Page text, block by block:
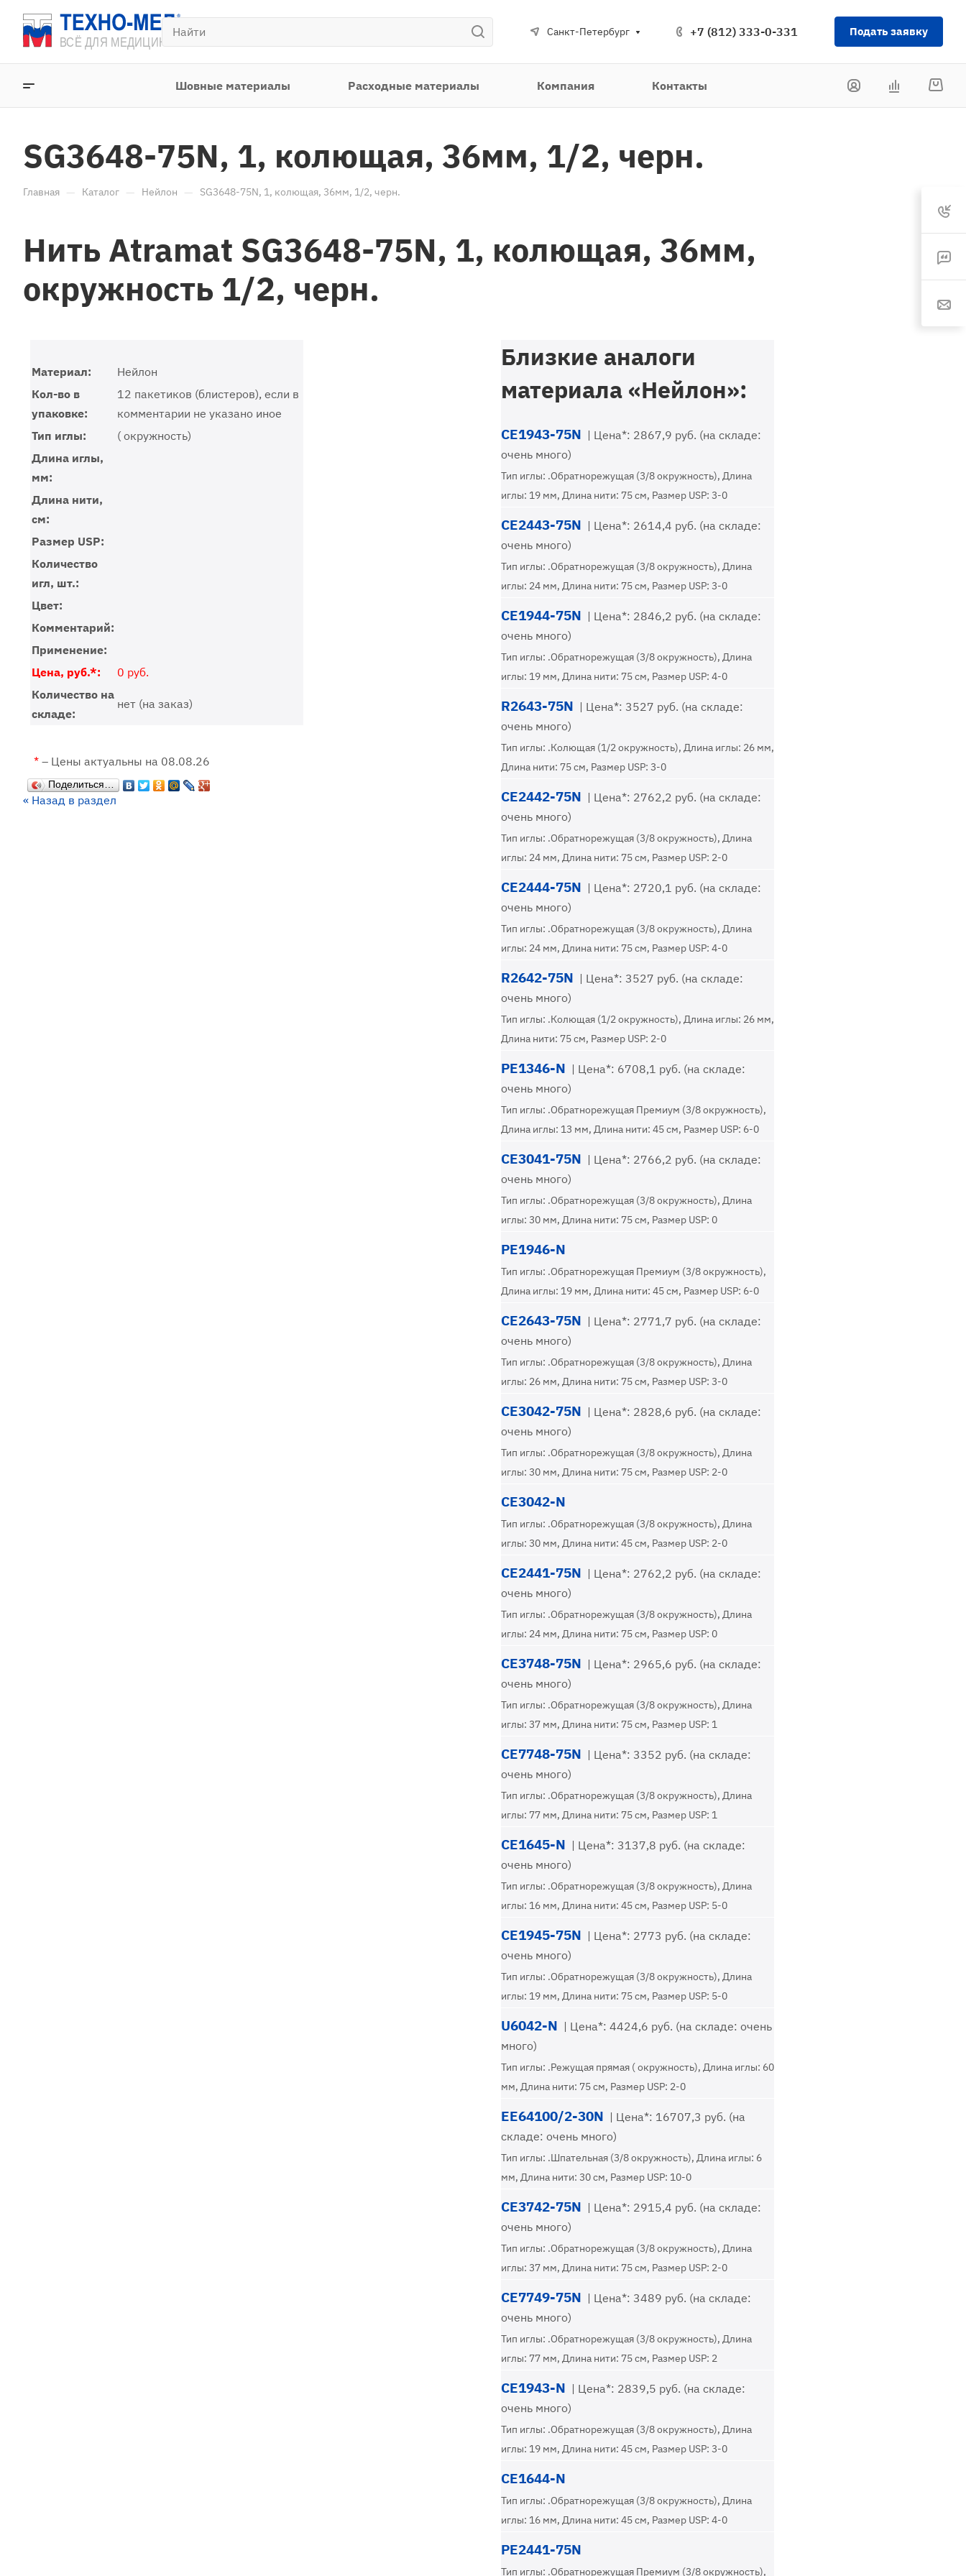
Санкт-Петербург +7 (812) 333-0-331 Подать заявку
Шовные материалы Расходные материалы Компания Контакты
SG3648-75N, 1, колющая, 36мм, 1/2, черн.
Главная — Каталог — Нейлон — SG3648-75N, 1, колющая, 36мм, 1/2, черн.
Нить Atramat SG3648-75N, 1, колющая, 36мм,
окружность 1/2, черн.
Материал:
Нейлон
Кол-во в
упаковке:
12 пакетиков (блистеров), если в
комментарии не указано иное
Тип иглы:
( окружность)
Длина иглы,
мм:
Длина нити,
см:
Размер USP:
Количество
игл, шт.:
Цвет:
Комментарий:
Применение:
Цена, руб.*:
0 руб.
Количество на
складе:
нет (на заказ)
* – Цены актуальны на 08.08.26
Поделиться…
« Назад в раздел
Близкие аналоги
материала «Нейлон»:
CE1943-75N | Цена*: 2867,9 руб. (на складе:
очень много)
Тип иглы: .Обратнорежущая (3/8 окружность), Длина
иглы: 19 мм, Длина нити: 75 см, Размер USP: 3-0
CE2443-75N | Цена*: 2614,4 руб. (на складе:
очень много)
Тип иглы: .Обратнорежущая (3/8 окружность), Длина
иглы: 24 мм, Длина нити: 75 см, Размер USP: 3-0
CE1944-75N | Цена*: 2846,2 руб. (на складе:
очень много)
Тип иглы: .Обратнорежущая (3/8 окружность), Длина
иглы: 19 мм, Длина нити: 75 см, Размер USP: 4-0
R2643-75N | Цена*: 3527 руб. (на складе:
очень много)
Тип иглы: .Колющая (1/2 окружность), Длина иглы: 26 мм,
Длина нити: 75 см, Размер USP: 3-0
CE2442-75N | Цена*: 2762,2 руб. (на складе:
очень много)
Тип иглы: .Обратнорежущая (3/8 окружность), Длина
иглы: 24 мм, Длина нити: 75 см, Размер USP: 2-0
CE2444-75N | Цена*: 2720,1 руб. (на складе:
очень много)
Тип иглы: .Обратнорежущая (3/8 окружность), Длина
иглы: 24 мм, Длина нити: 75 см, Размер USP: 4-0
R2642-75N | Цена*: 3527 руб. (на складе:
очень много)
Тип иглы: .Колющая (1/2 окружность), Длина иглы: 26 мм,
Длина нити: 75 см, Размер USP: 2-0
PE1346-N | Цена*: 6708,1 руб. (на складе:
очень много)
Тип иглы: .Обратнорежущая Премиум (3/8 окружность),
Длина иглы: 13 мм, Длина нити: 45 см, Размер USP: 6-0
CE3041-75N | Цена*: 2766,2 руб. (на складе:
очень много)
Тип иглы: .Обратнорежущая (3/8 окружность), Длина
иглы: 30 мм, Длина нити: 75 см, Размер USP: 0
PE1946-N
Тип иглы: .Обратнорежущая Премиум (3/8 окружность),
Длина иглы: 19 мм, Длина нити: 45 см, Размер USP: 6-0
CE2643-75N | Цена*: 2771,7 руб. (на складе:
очень много)
Тип иглы: .Обратнорежущая (3/8 окружность), Длина
иглы: 26 мм, Длина нити: 75 см, Размер USP: 3-0
CE3042-75N | Цена*: 2828,6 руб. (на складе:
очень много)
Тип иглы: .Обратнорежущая (3/8 окружность), Длина
иглы: 30 мм, Длина нити: 75 см, Размер USP: 2-0
CE3042-N
Тип иглы: .Обратнорежущая (3/8 окружность), Длина
иглы: 30 мм, Длина нити: 45 см, Размер USP: 2-0
CE2441-75N | Цена*: 2762,2 руб. (на складе:
очень много)
Тип иглы: .Обратнорежущая (3/8 окружность), Длина
иглы: 24 мм, Длина нити: 75 см, Размер USP: 0
CE3748-75N | Цена*: 2965,6 руб. (на складе:
очень много)
Тип иглы: .Обратнорежущая (3/8 окружность), Длина
иглы: 37 мм, Длина нити: 75 см, Размер USP: 1
CE7748-75N | Цена*: 3352 руб. (на складе:
очень много)
Тип иглы: .Обратнорежущая (3/8 окружность), Длина
иглы: 77 мм, Длина нити: 75 см, Размер USP: 1
CE1645-N | Цена*: 3137,8 руб. (на складе:
очень много)
Тип иглы: .Обратнорежущая (3/8 окружность), Длина
иглы: 16 мм, Длина нити: 45 см, Размер USP: 5-0
CE1945-75N | Цена*: 2773 руб. (на складе:
очень много)
Тип иглы: .Обратнорежущая (3/8 окружность), Длина
иглы: 19 мм, Длина нити: 75 см, Размер USP: 5-0
U6042-N | Цена*: 4424,6 руб. (на складе: очень
много)
Тип иглы: .Режущая прямая ( окружность), Длина иглы: 60
мм, Длина нити: 75 см, Размер USP: 2-0
EE64100/2-30N | Цена*: 16707,3 руб. (на
складе: очень много)
Тип иглы: .Шпательная (3/8 окружность), Длина иглы: 6
мм, Длина нити: 30 см, Размер USP: 10-0
CE3742-75N | Цена*: 2915,4 руб. (на складе:
очень много)
Тип иглы: .Обратнорежущая (3/8 окружность), Длина
иглы: 37 мм, Длина нити: 75 см, Размер USP: 2-0
CE7749-75N | Цена*: 3489 руб. (на складе:
очень много)
Тип иглы: .Обратнорежущая (3/8 окружность), Длина
иглы: 77 мм, Длина нити: 75 см, Размер USP: 2
CE1943-N | Цена*: 2839,5 руб. (на складе:
очень много)
Тип иглы: .Обратнорежущая (3/8 окружность), Длина
иглы: 19 мм, Длина нити: 45 см, Размер USP: 3-0
CE1644-N
Тип иглы: .Обратнорежущая (3/8 окружность), Длина
иглы: 16 мм, Длина нити: 45 см, Размер USP: 4-0
PE2441-75N
Тип иглы: .Обратнорежущая Премиум (3/8 окружность),